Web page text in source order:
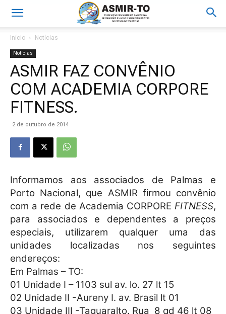
Início Notícias
Notícias
ASMIR FAZ CONVÊNIO
COM ACADEMIA CORPORE
FITNESS.
2 de outubro de 2014
Informamos aos associados de Palmas e
Porto Nacional, que ASMIR firmou convênio
com a rede de Academia CORPORE FITNESS,
para associados e dependentes a preços
especiais, utilizarem qualquer uma das
unidades localizadas nos seguintes
endereços:
Em Palmas – TO:
01 Unidade I – 1103 sul av. lo. 27 lt 15
02 Unidade II -Aureny I. av. Brasil lt 01
03 Unidade III -Taquaralto. Rua 8 qd 46 lt 08